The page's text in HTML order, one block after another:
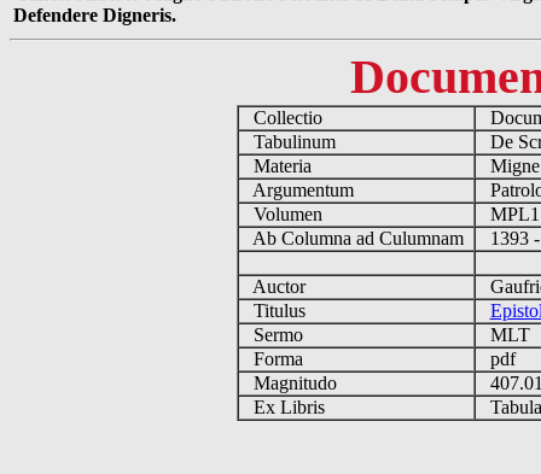
Defendere Digneris.
Collectio
Tabulinum
De
Materia
Argumentum
Volumen
Ab Columna ad Culumnam
1393
Auctor
Titulus
Sermo
MLT
Forma
pdf
Magnitudo
Ex Libris